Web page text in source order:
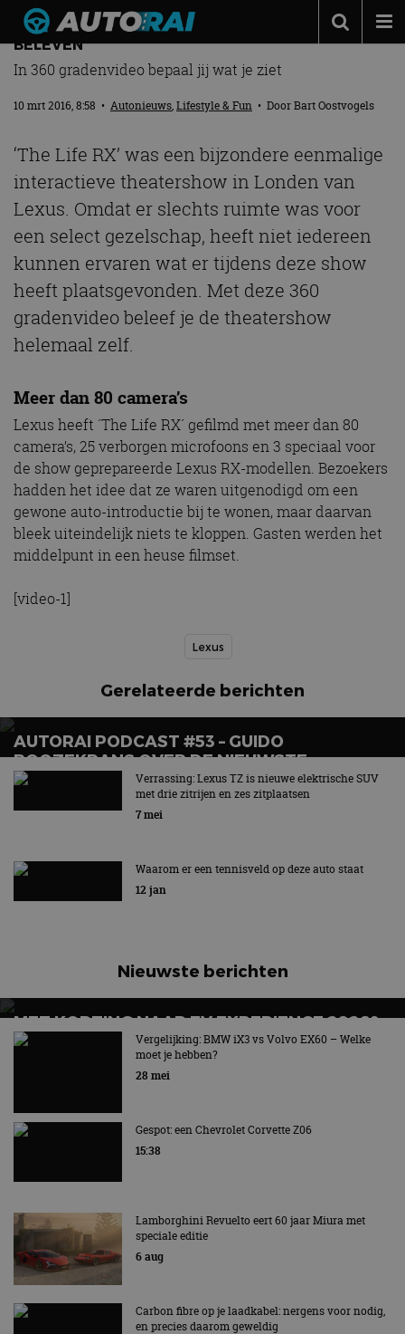
Autonieuws
Automerken
Adverteren
Contact
MotorRAI.nl
LEXUS’ THEATERSHOW ‘THE LIFE RX’ NU ZELF TE
BELEVEN
In 360 gradenvideo bepaal jij wat je ziet
10 mrt 2016, 8:58 • Autonieuws,Lifestyle & Fun • DoorBart Oostvogels
‘The Life RX’ was een bijzondere eenmalige
interactieve theatershow in Londen van
Lexus. Omdat er slechts ruimte was voor
een select gezelschap, heeft niet iedereen
kunnen ervaren wat er tijdens deze show
heeft plaatsgevonden. Met deze 360
gradenvideo beleef je de theatershow
helemaal zelf.
Meer dan 80 camera’s
Lexus heeft ´The Life RX´ gefilmd met meer dan 80
camera’s, 25 verborgen microfoons en 3 speciaal voor
de show geprepareerde Lexus RX-modellen. Bezoekers
hadden het idee dat ze waren uitgenodigd om een
gewone auto-introductie bij te wonen, maar daarvan
bleek uiteindelijk niets te kloppen. Gasten werden het
middelpunt in een heuse filmset.
[video-1]
Lexus
Gerelateerde berichten
AUTORAI PODCAST #53 – GUIDO
ROOZEKRANS OVER DE NIEUWSTE
ELEKTRISCHE MODELLEN VAN TOYOTA EN
Verrassing: Lexus TZ is nieuwe elektrische SUV
met drie zitrijen en zes zitplaatsen
7 mei
Waarom er een tennisveld op deze auto staat
12 jan
Nieuwste berichten
MET KORTING NAAR EV EXPERIENCE 2026?
AUTORAI REGELT HET!
EV Experience 2026 van 24 tot 26 september
Vergelijking: BMW iX3 vs Volvo EX60 – Welke
moet je hebben?
28 mei
Gespot: een Chevrolet Corvette Z06
15:38
Lamborghini Revuelto eert 60 jaar Miura met
speciale editie
6 aug
Carbon fibre op je laadkabel: nergens voor nodig,
en precies daarom geweldig